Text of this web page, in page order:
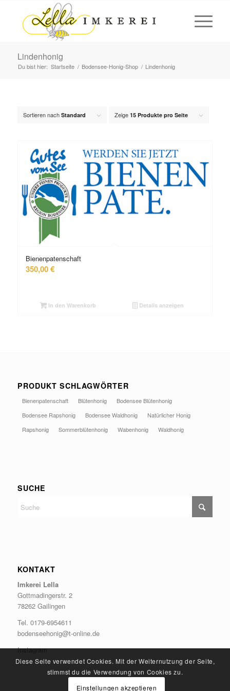
Lindenhonig
Du bist hier: Startseite / Bodensee-Honig-Shop / Lindenhonig
Sortieren nach Standard Zeige 15 Produkte pro Seite
Bienenpatenschaft
350,00€
In den Warenkorb Details anzeigen
PRODUKT SCHLAGWÖRTER
Bienenpatenschaft Blütenhonig
Bodensee Blütenhonig
Bodensee Rapshonig
Bodensee Waldhonig
Natürlicher Honig
Rapshonig
Sommerblütenhonig Wabenhonig Waldhonig
SUCHE
KONTAKT
Imkerei Lella
Gottmadingerstr. 2
78262 Gailingen
Tel. 0179-6954611
bodenseehonig@t-online.de
Instagram
Diese Seite verwendet Cookies. Mit der Weiternutzung der Seite,
stimmst du die Verwendung von Cookies zu.
Einstellungen akzeptieren